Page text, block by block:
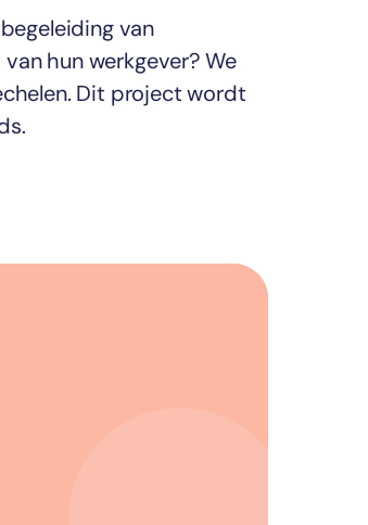
van
hun werkgever? We
Dit project wordt